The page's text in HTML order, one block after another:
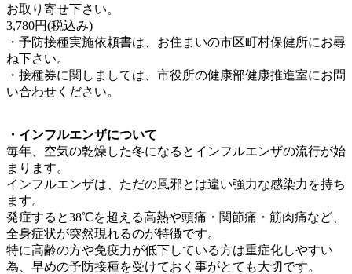
お取り寄せ下さい。
3,780円(税込み)
・予防接種実施依頼書は、お住まいの市区町村保健所にお尋
ね下さい。
・接種券に関しましては、市役所の健康部健康推進室にお問
い合わせください。
・インフルエンザについて
毎年、空気の乾燥した冬になるとインフルエンザの流行が始
まります。
インフルエンザは、ただの風邪とは違い強力な感染力を持ち
ます。
発症すると38℃を超える高熱や頭痛・関節痛・筋肉痛など、
全身症状が突然現れるのが特徴です。
特に高齢の方や免疫力が低下している方は重症化しやすい
為、早めの予防接種を受けておく事がとても大切です。